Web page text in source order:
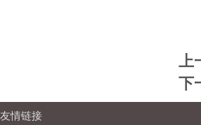
上
下
友情链接